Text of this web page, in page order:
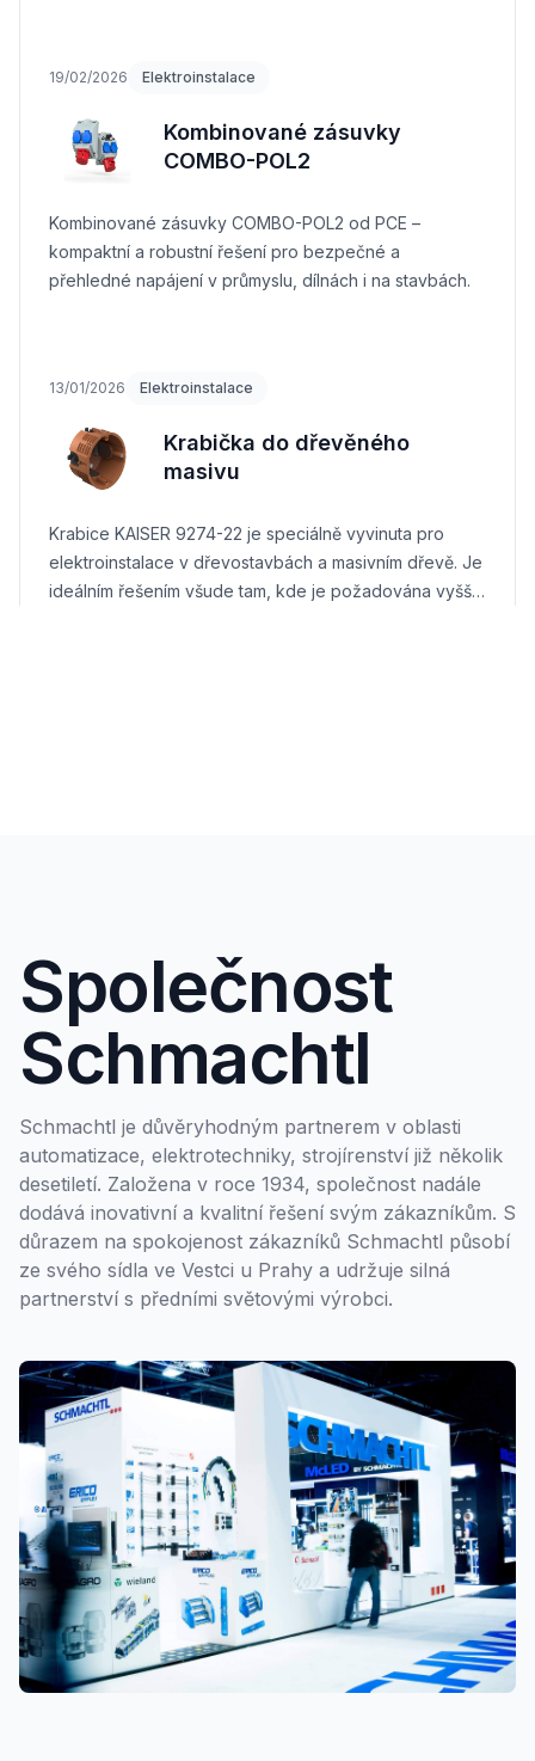
19/02/2026 Elektroinstalace
Kombinované zásuvky
COMBO-POL2
Kombinované zásuvky COMBO-POL2 od PCE –
kompaktní a robustní řešení pro bezpečné a
přehledné napájení v průmyslu, dílnách i na stavbách.
13/01/2026 Elektroinstalace
Krabička do dřevěného
masivu
Krabice KAISER 9274-22 je speciálně vyvinuta pro
elektroinstalace v dřevostavbách a masivním dřevě. Je
ideálním řešením všude tam, kde je požadována vyšší
Společnost
Schmachtl
Schmachtl je důvěryhodným partnerem v oblasti
automatizace, elektrotechniky, strojírenství již několik
desetiletí. Založena v roce 1934, společnost nadále
dodává inovativní a kvalitní řešení svým zákazníkům. S
důrazem na spokojenost zákazníků Schmachtl působí
ze svého sídla ve Vestci u Prahy a udržuje silná
partnerství s předními světovými výrobci.